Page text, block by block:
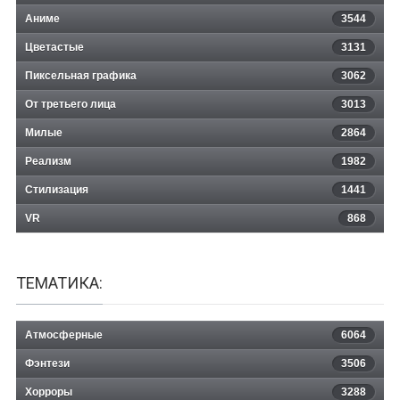
Аниме 3544
Цветастые 3131
Пиксельная графика 3062
От третьего лица 3013
Милые 2864
Реализм 1982
Стилизация 1441
VR 868
ТЕМАТИКА:
Атмосферные 6064
Фэнтези 3506
Хорроры 3288